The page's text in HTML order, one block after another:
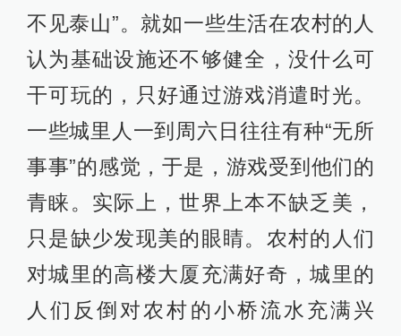
不见泰山”。就如一些生活在农村的人
认为基础设施还不够健全，没什么可
干可玩的，只好通过游戏消遣时光。
一些城里人一到周六日往往有种“无所
事事”的感觉，于是，游戏受到他们的
青睐。实际上，世界上本不缺乏美，
只是缺少发现美的眼睛。农村的人们
对城里的高楼大厦充满好奇，城里的
人们反倒对农村的小桥流水充满兴